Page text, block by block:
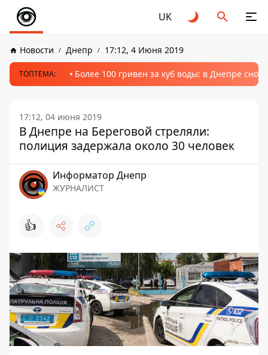
UK
Новости Днепр 17:12, 4 Июня 2019
ТОПТЕМА: Более 100 гривен за куб воды: в Днепре
17:12, 04 июня 2019
В Днепре на Береговой стреляли:
полиция задержала около 30 человек
Информатор Днепр
ЖУРНАЛИСТ
👍